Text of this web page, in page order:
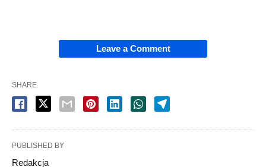
Leave a Comment
SHARE
PUBLISHED BY
Redakcja